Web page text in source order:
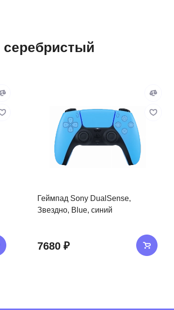
серебристый
Геймпад Sony DualSense,
Звездно, Blue, синий
7680 ₽